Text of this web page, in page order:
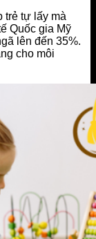
trẻ tự lấy mà
Quốc gia Mỹ
lên đến 35%.
cho môi